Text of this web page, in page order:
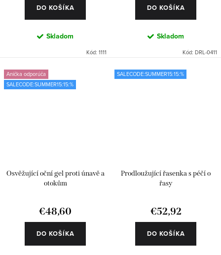
DO KOŠÍKA
Skladom
Kód: 1111
DO KOŠÍKA
Skladom
Kód: DRL-0411
Anička odporúča
SALECODE:SUMMER15:15:%
Osvěžující oční gel proti únavě a
otokům
€48,60
DO KOŠÍKA
SALECODE:SUMMER15:15:%
Prodloužující řasenka s péčí o
řasy
€52,92
DO KOŠÍKA